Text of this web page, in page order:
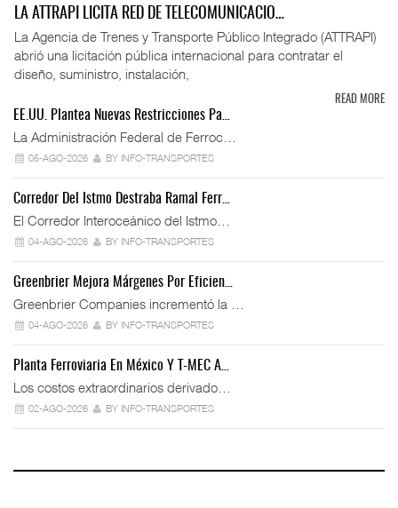
LA ATTRAPI LICITA RED DE TELECOMUNICACIO…
La Agencia de Trenes y Transporte Público Integrado (ATTRAPI)
abrió una licitación pública internacional para contratar el
diseño, suministro, instalación,
READ MORE
EE.UU. Plantea Nuevas Restricciones Pa…
La Administración Federal de Ferroc…
05-AGO-2026 BY INFO-TRANSPORTES
Corredor Del Istmo Destraba Ramal Ferr…
El Corredor Interoceánico del Istmo…
04-AGO-2026 BY INFO-TRANSPORTES
Greenbrier Mejora Márgenes Por Eficien…
Greenbrier Companies incrementó la …
04-AGO-2026 BY INFO-TRANSPORTES
Planta Ferroviaria En México Y T-MEC A…
Los costos extraordinarios derivado…
02-AGO-2026 BY INFO-TRANSPORTES